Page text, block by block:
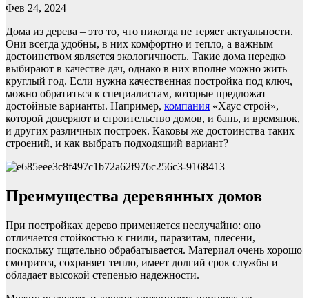
Фев 24, 2024
Дома из дерева – это то, что никогда не теряет актуальности.
Они всегда удобны, в них комфортно и тепло, а важным
достоинством является экологичность. Такие дома нередко
выбирают в качестве дач, однако в них вполне можно жить
круглый год. Если нужна качественная постройка под ключ,
можно обратиться к специалистам, которые предложат
достойные варианты. Например, компания «Хаус строй»,
которой доверяют и строительство домов, и бань, и времянок,
и других различных построек. Каковы же достоинства таких
строений, и как выбрать подходящий вариант?
Преимущества деревянных домов
При постройках дерево применяется неслучайно: оно
отличается стойкостью к гнили, паразитам, плесени,
поскольку тщательно обрабатывается. Материал очень хорошо
смотрится, сохраняет тепло, имеет долгий срок службы и
обладает высокой степенью надежности.